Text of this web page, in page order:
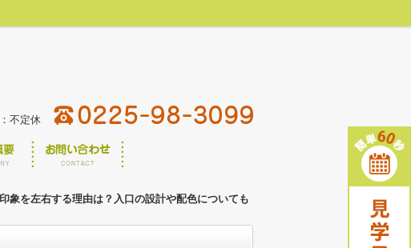
不定休
象を左右する理由は？入口の設計や配色についても